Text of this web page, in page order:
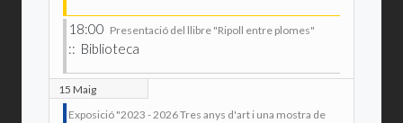
18:00 Presentació del llibre "Ripoll entre plomes"
:: Biblioteca
15 Maig
Exposició "2023 - 2026 Tres anys d'art i una mostra de